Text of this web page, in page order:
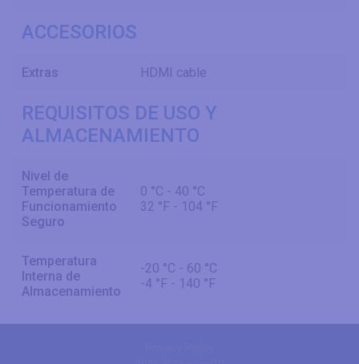
ACCESORIOS
Extras HDMI cable
REQUISITOS DE USO Y
ALMACENAMIENTO
Nivel de
Temperatura de
Funcionamiento
Seguro
0 °C - 40 °C
32 °F - 104 °F
Temperatura
Interna de
Almacenamiento
-20 °C - 60 °C
-4 °F - 140 °F